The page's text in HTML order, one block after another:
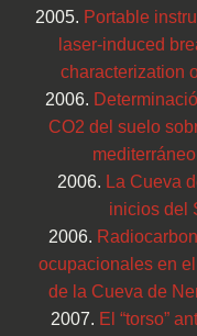
2005. Portable
laser-induced
characterization
2006.
CO2 del suelo
2006. La Cueva
inicios del
2006.
ocupacionales en
de la Cueva de
2007. El “torso”